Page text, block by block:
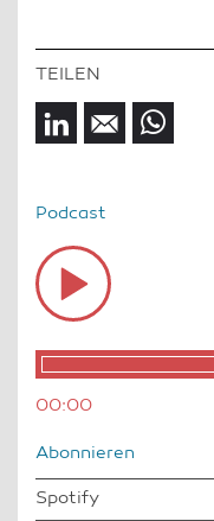
Podcast
Audio
Player
00:00
Abonnieren
Spotify